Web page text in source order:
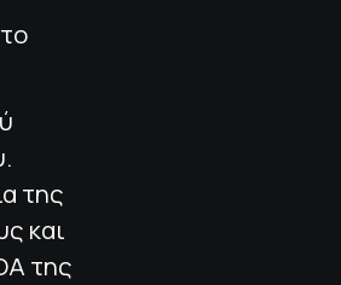
της
και
της